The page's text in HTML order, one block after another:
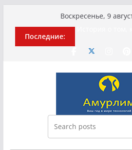
содержимому
Воскресенье, 9
Последние:
Эхо турецкой
МотоТани?
Гусейна
приговорили к
Илью Ремесло
фейках о
Новые
связали Диану
Холод